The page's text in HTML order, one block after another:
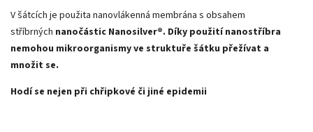
V šátcích je použita nanovlákenná membrána s obsahem
stříbrných nanočástic Nanosilver®. Díky použití nanostříbra
nemohou mikroorganismy ve struktuře šátku přežívat a
množit se.
Hodí se nejen při chřipkové či jiné epidemii